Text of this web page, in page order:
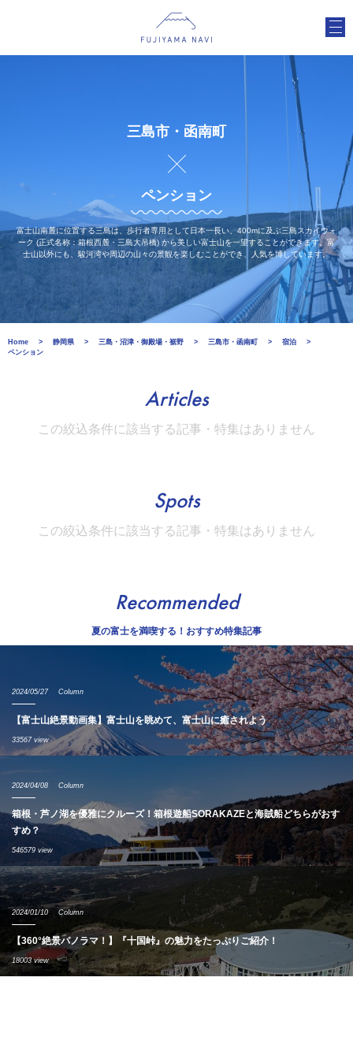
三島市・函南町
ペンション
富士山南麓に位置する三島は、歩行者専用として日本一長い、400mに及ぶ三島スカイウォ
ーク (正式名称：箱根西麓・三島大吊橋) から美しい富士山を一望することができます。富
士山以外にも、駿河湾や周辺の山々の景観を楽しむことができ、人気を博しています。
Home 静岡県 三島・沼津・御殿場・裾野 三島市・函南町
宿泊
ペンション
Articles
この絞込条件に該当する記事・特集はありません
Spots
この絞込条件に該当する記事・特集はありません
Recommended
夏の富士を満喫する！おすすめ特集記事
2024/05/27 Column
【富士山絶景動画集】富士山を眺めて、富士山に癒されよう
33567 view
2024/04/08 Column
箱根・芦ノ湖を優雅にクルーズ！箱根遊船SORAKAZEと海賊船どちらがおす
すめ？
546579 view
2024/01/10 Column
【360°絶景パノラマ！】『十国峠』の魅力をたっぷりご紹介！
18003 view